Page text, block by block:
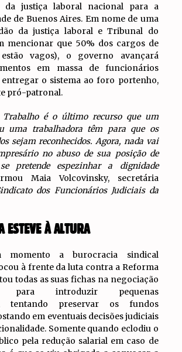
da justiça laboral nacional para a
de Buenos Aires. Em nome de uma
da justiça laboral e Tribunal do
mencionar que 50% dos cargos de
vagos), o governo avançará
em massa de funcionários
o sistema ao foro portenho,
pró-patronal.
Trabalho é o último recurso que um
uma trabalhadora têm para que os
sejam reconhecidos. Agora, nada vai
no abuso de sua posição de
pretende espezinhar a dignidade
Maia Volcovinsky, secretária
dos Funcionários Judiciais da
ESTEVE À ALTURA
momento a burocracia sindical
à frente da luta contra a Reforma
todas as suas fichas na negociação
para introduzir pequenas
tentando preservar os fundos
em eventuais decisões judiciais
Somente quando eclodiu o
pela redução salarial em caso de